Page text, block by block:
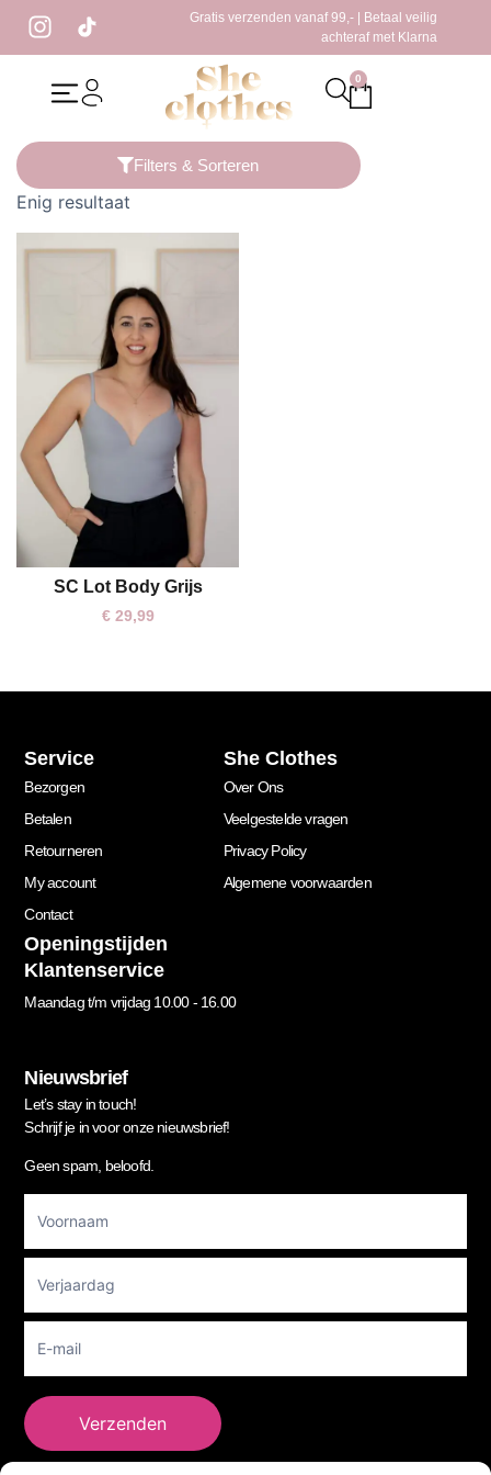
Gratis verzenden vanaf 99,- | Betaal veilig
achteraf met Klarna
0
/ Producten getagged “grijze top”
Filters & Sorteren
Enig resultaat
S M L
SC Lot Body Grijs
€29,99
Service
Bezorgen
Betalen
Retourneren
My account
Contact
She Clothes
Over Ons
Veelgestelde vragen
Privacy Policy
Algemene voorwaarden
Openingstijden
Klantenservice
Maandag t/m vrijdag 10.00 - 16.00
Nieuwsbrief
Let’s stay in touch!
Schrijf je in voor onze nieuwsbrief!
Geen spam, beloofd.
Newsletter
Verzenden